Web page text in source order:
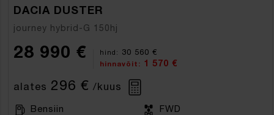
DACIA DUSTER
journey hybrid-G 150hj
28 990 € hind: 30 560 €
hinnavõit: 1 570 €
alates 296 € /kuus
Bensiin
FWD